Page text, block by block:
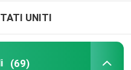
UNITI
(69)